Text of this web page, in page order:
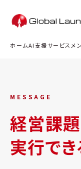
ホームAI支援サービス メ
MESSAGE
経営課題
実行でき